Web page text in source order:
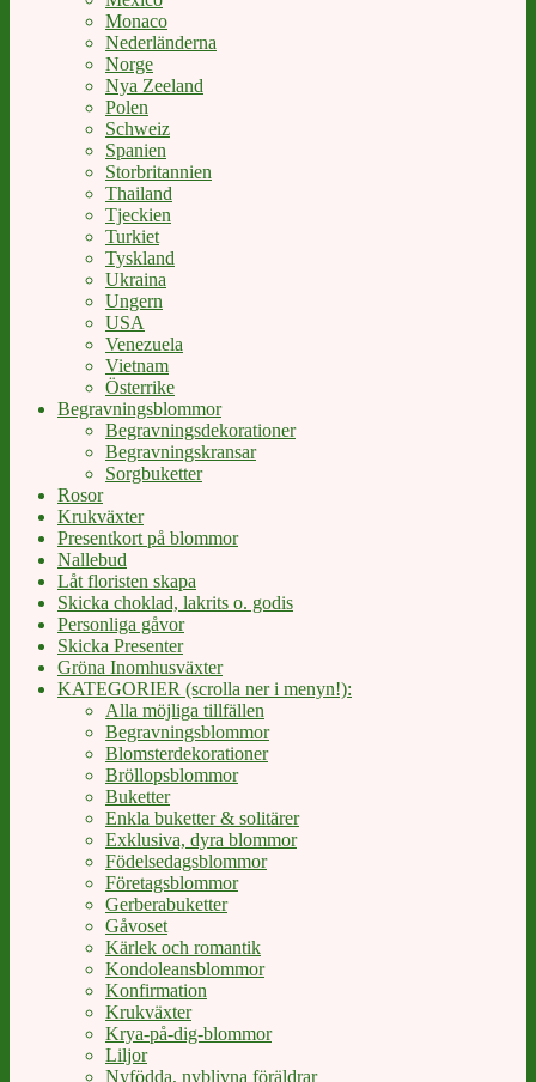
Monaco
Nederländerna
Norge
Nya Zeeland
Polen
Schweiz
Spanien
Storbritannien
Thailand
Tjeckien
Turkiet
Tyskland
Ukraina
Ungern
USA
Venezuela
Vietnam
Österrike
Begravningsblommor
Begravningsdekorationer
Begravningskransar
Sorgbuketter
Rosor
Krukväxter
Presentkort på blommor
Nallebud
Låt floristen skapa
Skicka choklad, lakrits o. godis
Personliga gåvor
Skicka Presenter
Gröna Inomhusväxter
KATEGORIER (scrolla ner i menyn!):
Alla möjliga tillfällen
Begravningsblommor
Blomsterdekorationer
Bröllopsblommor
Buketter
Enkla buketter & solitärer
Exklusiva, dyra blommor
Födelsedagsblommor
Företagsblommor
Gerberabuketter
Gåvoset
Kärlek och romantik
Kondoleansblommor
Konfirmation
Krukväxter
Krya-på-dig-blommor
Liljor
Nyfödda, nyblivna föräldrar